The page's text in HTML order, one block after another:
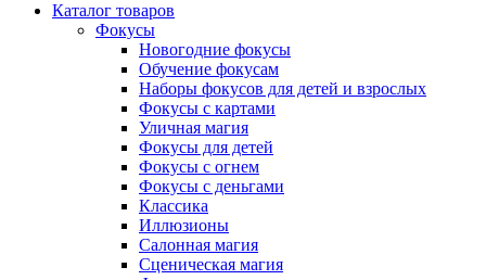
Каталог товаров
Фокусы
Новогодние фокусы
Обучение фокусам
Наборы фокусов для детей и взрослых
Фокусы с картами
Уличная магия
Фокусы для детей
Фокусы с огнем
Фокусы с деньгами
Классика
Иллюзионы
Салонная магия
Сценическая магия